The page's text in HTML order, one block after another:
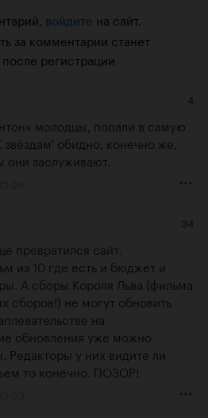
войдите на сайт.
за комментарии станет
регистрации
4
молодцы, попали в самую
звёздам' обидно, конечно же,
они заслуживают.
34
превратился сайт.
из 10 где есть и бюджет и
А сборы Короля Льва (фильма
сборов!) не могут обновить
на
обновления уже можно
Редакторы у них видите ли
то конечно. ПОЗОР!